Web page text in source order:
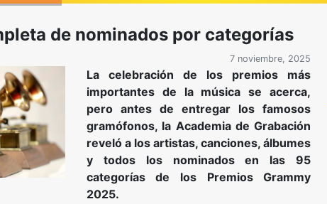
de nominados por categorías
7 noviembre, 2025
La celebración de los premios más
importantes de la música se acerca,
pero antes de entregar los famosos
gramófonos, la Academia de Grabación
reveló a los artistas, canciones, álbumes
y todos los nominados en las 95
categorías de los Premios Grammy
2025.